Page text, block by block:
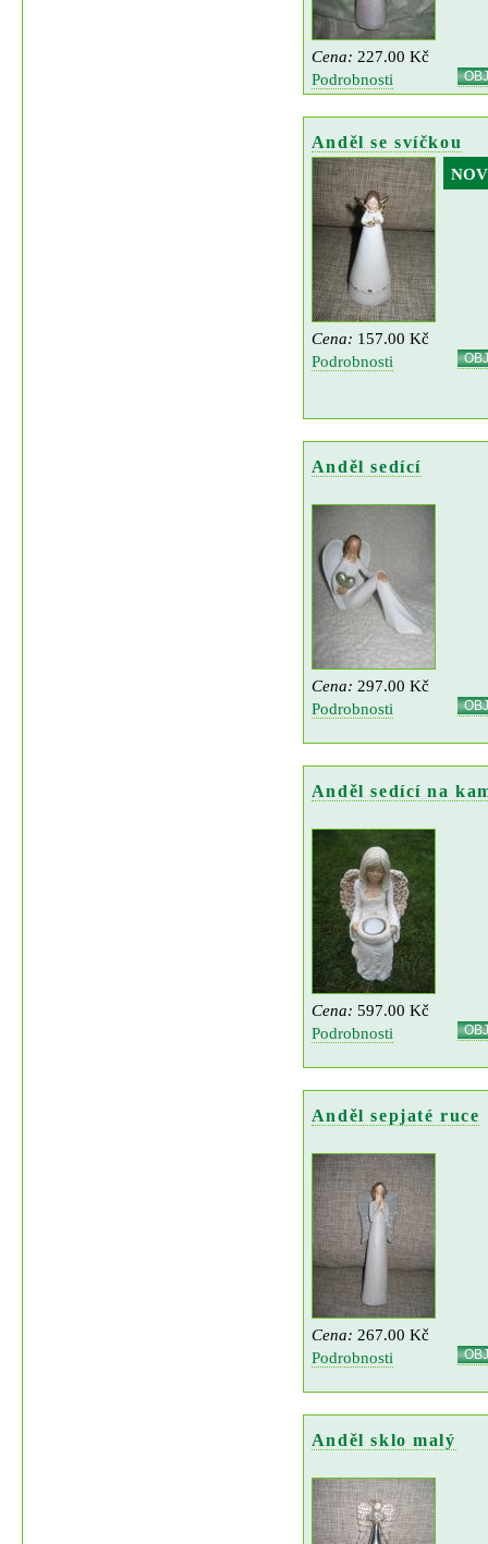
Cena: 227.00 Kč
Podrobnosti
Anděl se svíčkou
Cena: 157.00 Kč
Podrobnosti
Anděl sedící
Cena: 297.00 Kč
Podrobnosti
Anděl sedící na
Cena: 597.00 Kč
Podrobnosti
Anděl sepjaté ruce
Cena: 267.00 Kč
Podrobnosti
Anděl sklo malý